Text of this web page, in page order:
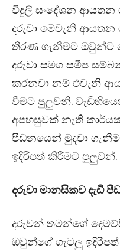
විදුලි සංදේශන ආයතන
දරුවා මෙවැනි ආයතන
තීරණ ගැනීමට ඔවුන්ට
දරුවා සමග සමීප
කරනවා නම් එවැනි
වීමට පුලුවනි.
අපහසුවක් නැති
පීඩනයෙන් මුදවා
ඉදිරිපත් කිරීමට පුලුවන්.
දරුවා මානසිකව දැඩි
දරුවන් තමන්ගේ
ඔවුන්ගේ ගැටලු